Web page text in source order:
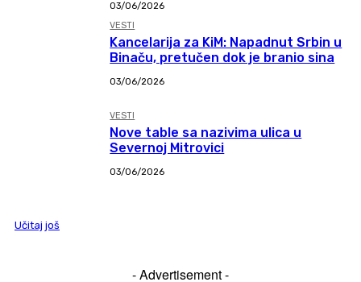
03/06/2026
VESTI
Kancelarija za KiM: Napadnut Srbin u
Binaču, pretučen dok je branio sina
03/06/2026
VESTI
Nove table sa nazivima ulica u
Severnoj Mitrovici
03/06/2026
Učitaj još
- Advertisement -